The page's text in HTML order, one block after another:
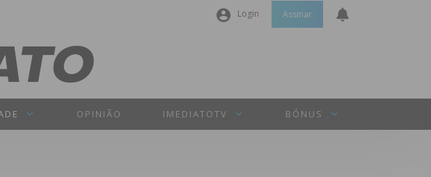
Login
Senha
Assinar
OPINIÃO IMEDIATOTV BÓNUS